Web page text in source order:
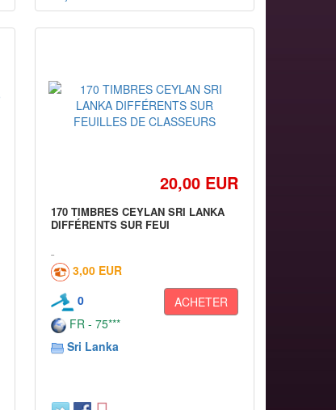
20,00 EUR
170 TIMBRES CEYLAN SRI LANKA
DIFFÉRENTS SUR FEUI
3,00 EUR
0
ACHETER
FR - 75***
Sri Lanka